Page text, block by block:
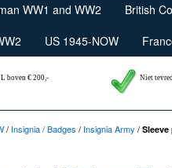
WW1 and WW2 British
US 1945-NOW
boven € 200,- Niet
/ Insignia / Badges / Insignia Army /